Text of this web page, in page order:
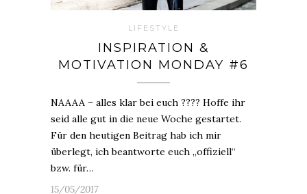
LIFESTYLE
INSPIRATION &
MOTIVATION MONDAY #6
NAAAA – alles klar bei euch ???? Hoffe ihr
seid alle gut in die neue Woche gestartet.
Für den heutigen Beitrag hab ich mir
überlegt, ich beantworte euch „offiziell“
bzw. für…
15/05/2017